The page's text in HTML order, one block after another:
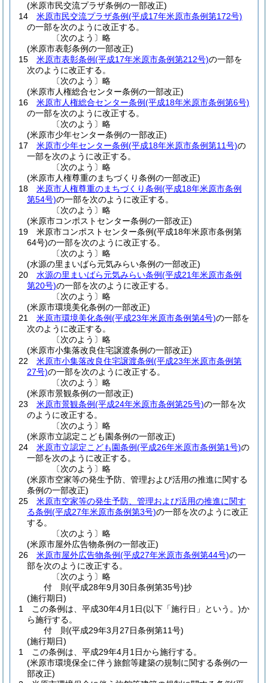
(米原市民交流プラザ条例の一部改正)
14
米原市民交流プラザ条例(平成17年米原市条例第172号)
の一部を次のように改正する。
〔次のよう〕略
(米原市表彰条例の一部改正)
15
米原市表彰条例(平成17年米原市条例第212号)の一部を
次のように改正する。
〔次のよう〕略
(米原市人権総合センター条例の一部改正)
16
米原市人権総合センター条例(平成18年米原市条例第6号)
の一部を次のように改正する。
〔次のよう〕略
(米原市少年センター条例の一部改正)
17
米原市少年センター条例(平成18年米原市条例第11号)の
一部を次のように改正する。
〔次のよう〕略
(米原市人権尊重のまちづくり条例の一部改正)
18
米原市人権尊重のまちづくり条例(平成18年米原市条例
第54号)の一部を次のように改正する。
〔次のよう〕略
(米原市コンポストセンター条例の一部改正)
19
米原市コンポストセンター条例(平成18年米原市条例第
64号)の一部を次のように改正する。
〔次のよう〕略
(水源の里まいばら元気みらい条例の一部改正)
20
水源の里まいばら元気みらい条例(平成21年米原市条例
第20号)の一部を次のように改正する。
〔次のよう〕略
(米原市環境美化条例の一部改正)
21
米原市環境美化条例(平成23年米原市条例第4号)の一部を
次のように改正する。
〔次のよう〕略
(米原市小集落改良住宅譲渡条例の一部改正)
22
米原市小集落改良住宅譲渡条例(平成23年米原市条例第
27号)の一部を次のように改正する。
〔次のよう〕略
(米原市景観条例の一部改正)
23
米原市景観条例(平成24年米原市条例第25号)の一部を次
のように改正する。
〔次のよう〕略
(米原市立認定こども園条例の一部改正)
24
米原市立認定こども園条例(平成26年米原市条例第1号)の
一部を次のように改正する。
〔次のよう〕略
(米原市空家等の発生予防、管理および活用の推進に関する
条例の一部改正)
25
米原市空家等の発生予防、管理および活用の推進に関す
る条例(平成27年米原市条例第3号)の一部を次のように改正
する。
〔次のよう〕略
(米原市屋外広告物条例の一部改正)
26
米原市屋外広告物条例(平成27年米原市条例第44号)の一
部を次のように改正する。
〔次のよう〕略
付 則(平成28年9月30日条例第35号)抄
(施行期日)
1
この条例は、平成30年4月1日(以下「施行日」という。)か
ら施行する。
付 則(平成29年3月27日条例第11号)
(施行期日)
1
この条例は、平成29年4月1日から施行する。
(米原市環境保全に伴う旅館等建築の規制に関する条例の一
部改正)